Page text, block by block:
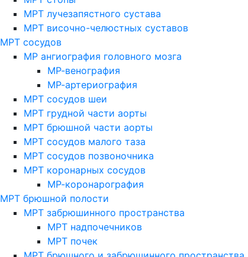
МРТ лучезапястного сустава
МРТ височно-челюстных суставов
МРТ сосудов
МР ангиография головного мозга
МР-венография
МР-артериография
МРТ сосудов шеи
МРТ грудной части аорты
МРТ брюшной части аорты
МРТ сосудов малого таза
МРТ сосудов позвоночника
МРТ коронарных сосудов
МР-коронарография
МРТ брюшной полости
МРТ забрюшинного пространства
МРТ надпочечников
МРТ почек